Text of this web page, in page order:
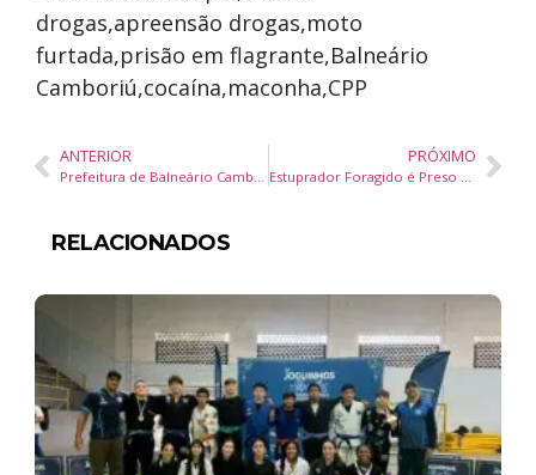
ANTERIOR
Prefeitura de Balneário Camboriú Solicita R$ 98 Milhões ao Governo do Estado para Infraestrutura, Saúde e Educação
PRÓXIMO
Estuprador Foragido é Preso pela Guarda Municipal em Balneário Camboriú
RELACIONADOS